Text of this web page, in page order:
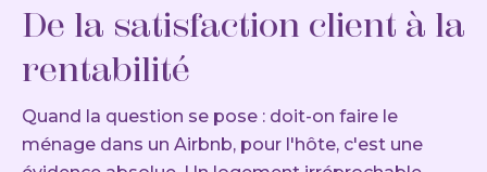
De la satisfaction client à la
rentabilité
Quand la question se pose : doit-on faire le
ménage dans un Airbnb, pour l'hôte, c'est une